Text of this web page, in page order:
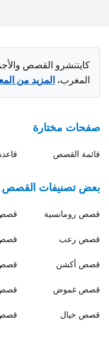
كايتنشرو القصص
المغرب، المزيد من
صفحات مختارة
قائمة القصص
بعض تصنيفات القصص
قصص رومانسية
قصص رعب
قصص أكشن
قصص غموض
قصص خيال